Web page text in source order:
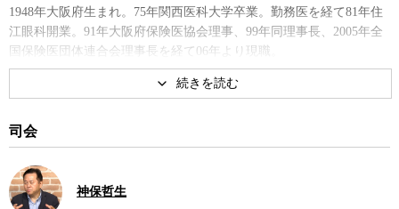
1948年大阪府生まれ。75年関西医科大学卒業。勤務医を経て81年住
江眼科開業。91年大阪府保険医協会理事、99年同理事長、2005年全
国保険医団体連合会理事長を経て06年より現職。
司会
神保哲生